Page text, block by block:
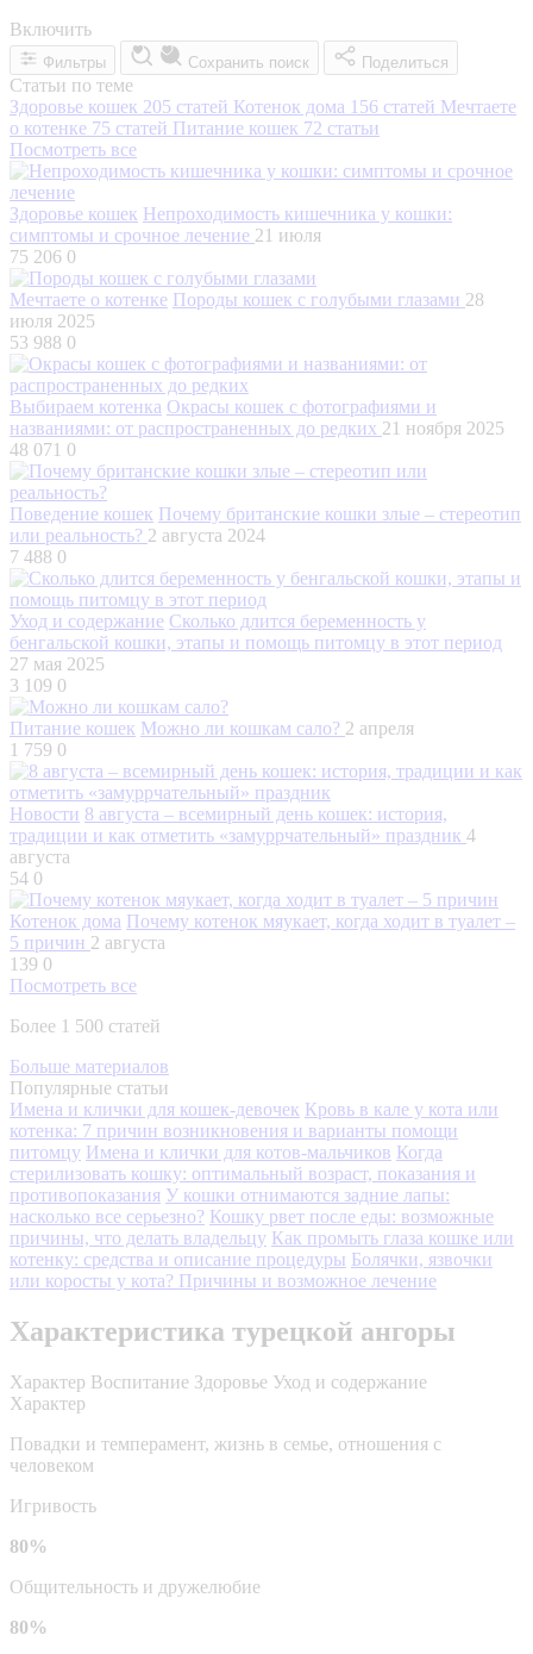
Включить
Фильтры Сохранить поиск Поделиться
Статьи по теме
Здоровье кошек 205 статей Котенок дома 156 статей Мечтаете
о котенке 75 статей Питание кошек 72 статьи
Посмотреть все
Здоровье кошек Непроходимость кишечника у кошки:
симптомы и срочное лечение 21 июля
75 206 0
Мечтаете о котенке Породы кошек с голубыми глазами 28
июля 2025
53 988 0
Выбираем котенка Окрасы кошек с фотографиями и
названиями: от распространенных до редких 21 ноября 2025
48 071 0
Поведение кошек Почему британские кошки злые – стереотип
или реальность? 2 августа 2024
7 488 0
Уход и содержание Сколько длится беременность у
бенгальской кошки, этапы и помощь питомцу в этот период
27 мая 2025
3 109 0
Питание кошек Можно ли кошкам сало? 2 апреля
1 759 0
Новости 8 августа – всемирный день кошек: история,
традиции и как отметить «замуррчательный» праздник 4
августа
54 0
Котенок дома Почему котенок мяукает, когда ходит в туалет –
5 причин 2 августа
139 0
Посмотреть все
Более 1 500 статей
Больше материалов
Популярные статьи
Имена и клички для кошек-девочек Кровь в кале у кота или
котенка: 7 причин возникновения и варианты помощи
питомцу Имена и клички для котов-мальчиков Когда
стерилизовать кошку: оптимальный возраст, показания и
противопоказания У кошки отнимаются задние лапы:
насколько все серьезно? Кошку рвет после еды: возможные
причины, что делать владельцу Как промыть глаза кошке или
котенку: средства и описание процедуры Болячки, язвочки
или коросты у кота? Причины и возможное лечение
Характеристика турецкой ангоры
Характер Воспитание Здоровье Уход и содержание
Характер
Повадки и темперамент, жизнь в семье, отношения с
человеком
Игривость
80%
Общительность и дружелюбие
80%